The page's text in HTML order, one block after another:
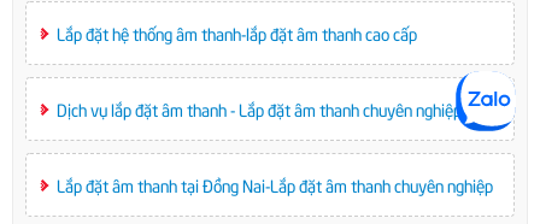
Lắp đặt hệ thống âm thanh-lắp đặt âm thanh cao cấp
Dịch vụ lắp đặt âm thanh - Lắp đặt âm thanh chuyên nghiệp
Lắp đặt âm thanh tại Đồng Nai-Lắp đặt âm thanh chuyên nghiệp